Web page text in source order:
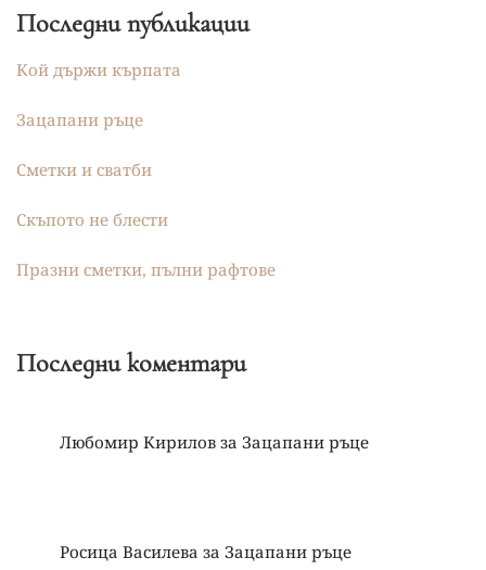
Последни публикации
Кой държи кърпата
Зацапани ръце
Сметки и сватби
Скъпото не блести
Празни сметки, пълни рафтове
Последни коментари
Любомир Кирилов за Зацапани ръце
Росица Василева за Зацапани ръце